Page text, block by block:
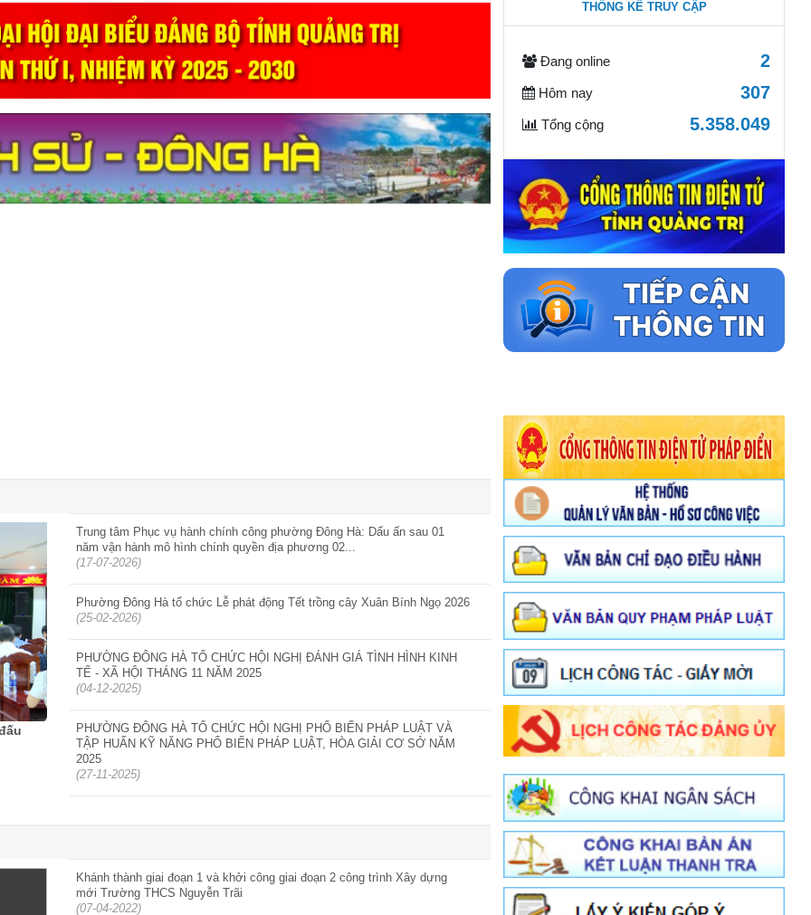
HỘI NGHỊ PHỔ BIẾN PHÁP LUẬT
VÀ TẬP HUẤN KỸ NĂNG PHỔ
BIẾN PHÁP LUẬT, HÒA GIẢI... -
(27-11-2025)
LÃNH ĐẠO PHƯỜNG THĂM,
CHÚC MỪNG CÁC ĐƠN VỊ GIÁO
DỤC NHÂN KỶ NIỆM 43 NĂM
NGÀY NHÀ GIÁO VIỆT NAM 20/11
- (20-11-2025)
NGÀNH GIÁO DỤC VÀ ĐÀO TẠO...
- (17-11-2025)
Phường Đông Hà Công bố thành
- (14-11-2025)
THỐNG KÊ TRUY CẬP
Đang online 2
Hôm nay 307
Tổng cộng 5.358.049
Trung tâm Phục vụ hành chính công phường Đông Hà: Dấu ấn sau 01
năm vận hành mô hình chính quyền địa phương 02...
(17-07-2026)
Phường Đông Hà tổ chức Lễ phát động Tết trồng cây Xuân Bính Ngọ 2026
(25-02-2026)
PHƯỜNG ĐÔNG HÀ TỔ CHỨC HỘI NGHỊ ĐÁNH GIÁ TÌNH HÌNH KINH
TẾ - XÃ HỘI THÁNG 11 NĂM 2025
(04-12-2025)
PHƯỜNG ĐÔNG HÀ TỔ CHỨC HỘI NGHỊ PHỔ BIẾN PHÁP LUẬT VÀ
TẬP HUẤN KỸ NĂNG PHỔ BIẾN PHÁP LUẬT, HÒA GIẢI CƠ SỞ NĂM
2025
(27-11-2025)
Khánh thành giai đoạn 1 và khởi công giai đoạn 2 công trình Xây dựng
mới Trường THCS Nguyễn Trãi
(07-04-2022)